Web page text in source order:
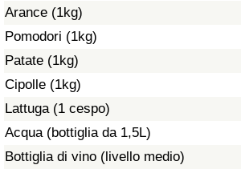
Arance (1kg)
Pomodori (1kg)
Patate (1kg)
Cipolle (1kg)
Lattuga (1 cespo)
Acqua (bottiglia da 1,5L)
Bottiglia di vino (livello medio)
Indice di inquinamento
Indice dell’Inquinamento per Nazione
Traffico
Indice del Traffico